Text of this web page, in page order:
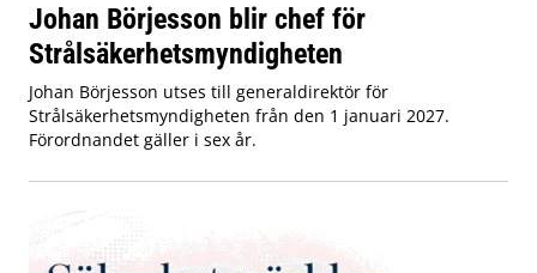
Johan Börjesson blir chef för
Strålsäkerhetsmyndigheten
Johan Börjesson utses till generaldirektör för
Strålsäkerhetsmyndigheten från den 1 januari 2027.
Förordnandet gäller i sex år.